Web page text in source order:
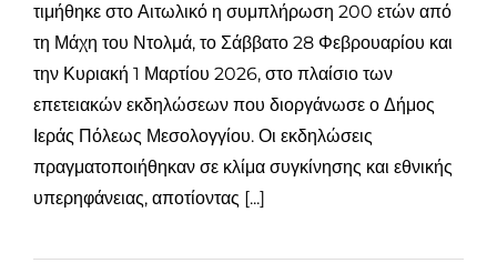
τιμήθηκε στο Αιτωλικό η συμπλήρωση 200 ετών από
τη Μάχη του Ντολμά, το Σάββατο 28 Φεβρουαρίου και
την Κυριακή 1 Μαρτίου 2026, στο πλαίσιο των
επετειακών εκδηλώσεων που διοργάνωσε ο Δήμος
Ιεράς Πόλεως Μεσολογγίου. Οι εκδηλώσεις
πραγματοποιήθηκαν σε κλίμα συγκίνησης και εθνικής
υπερηφάνειας, αποτίοντας [...]